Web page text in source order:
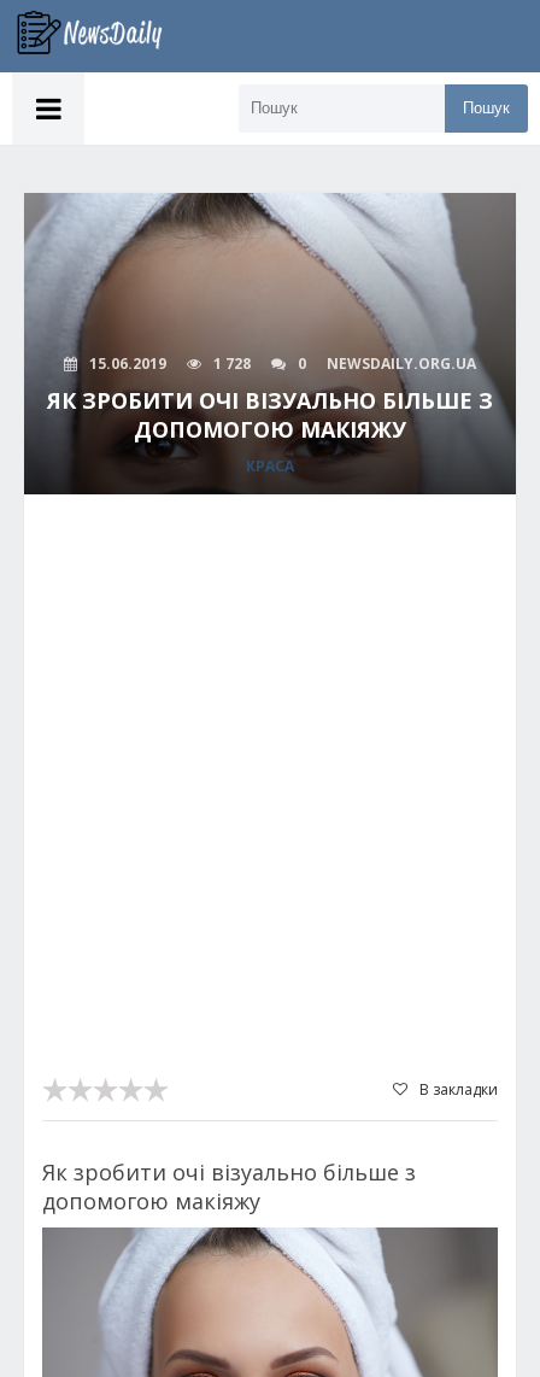
Пошук
15.06.2019 1 728 0 NEWSDAILY.ORG.UA
ЯК ЗРОБИТИ ОЧІ ВІЗУАЛЬНО БІЛЬШЕ З
ДОПОМОГОЮ МАКІЯЖУ
КРАСА
В закладки
Як зробити очі візуально більше з
допомогою макіяжу